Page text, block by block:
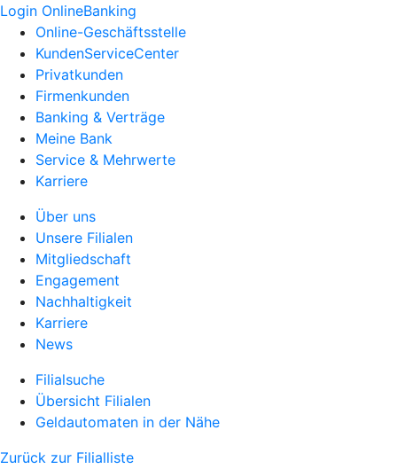
Login OnlineBanking
Online-Geschäftsstelle
KundenServiceCenter
Privatkunden
Firmenkunden
Banking & Verträge
Meine Bank
Service & Mehrwerte
Karriere
Über uns
Unsere Filialen
Mitgliedschaft
Engagement
Nachhaltigkeit
Karriere
News
Filialsuche
Übersicht Filialen
Geldautomaten in der Nähe
Zurück zur Filialliste